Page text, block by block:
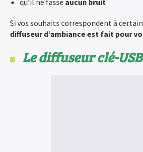
qu’il ne fasse aucun bruit
Si vos souhaits correspondent à
diffuseur d’ambiance est fait pour
Le diffuseur clé-USB